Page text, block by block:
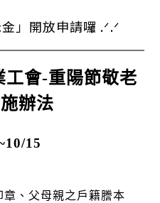
」開放申請囉 .ᐟ.ᐟ
工會-重陽節敬老
辦法
15
、父母親之戶籍謄本